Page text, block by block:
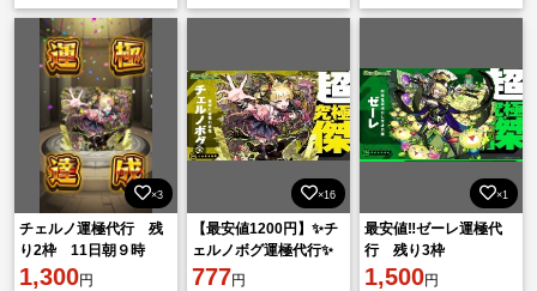
×3
チェルノ運極代行 残
り2枠 11日朝９時
1,300円
×16
【最安値1200円】✨チ
ェルノボグ運極代行✨
777円
×1
最安値‼️ゼーレ運極代
行 残り3枠
1,500円